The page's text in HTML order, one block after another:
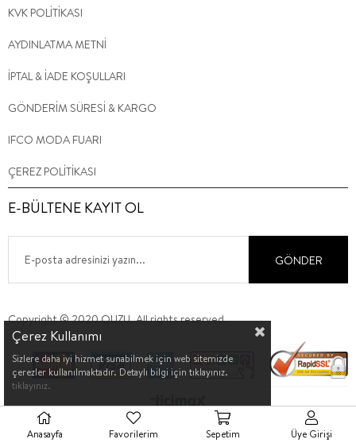
KVK POLİTİKASI
AYDINLATMA METNİ
İPTAL & İADE KOŞULLARI
GÖNDERİM SÜRESİ & KARGO
IFCO MODA FUARI
ÇEREZ POLİTİKASI
E-BÜLTENE KAYIT OL
GÖNDER
Copyright © 2020 QUZU. All rights reserved.
Çerez Kullanımı
Sizlere daha iyi hizmet sunabilmek için web sitemizde
çerezler kullanılmaktadır. Detaylı bilgi için tıklayınız.
tıklayınız.
Anasayfa Favorilerim Sepetim Üye Girişi